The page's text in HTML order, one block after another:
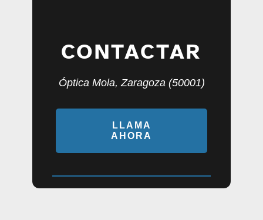
CONTACTAR
Óptica Mola, Zaragoza (50001)
LLAMA
AHORA